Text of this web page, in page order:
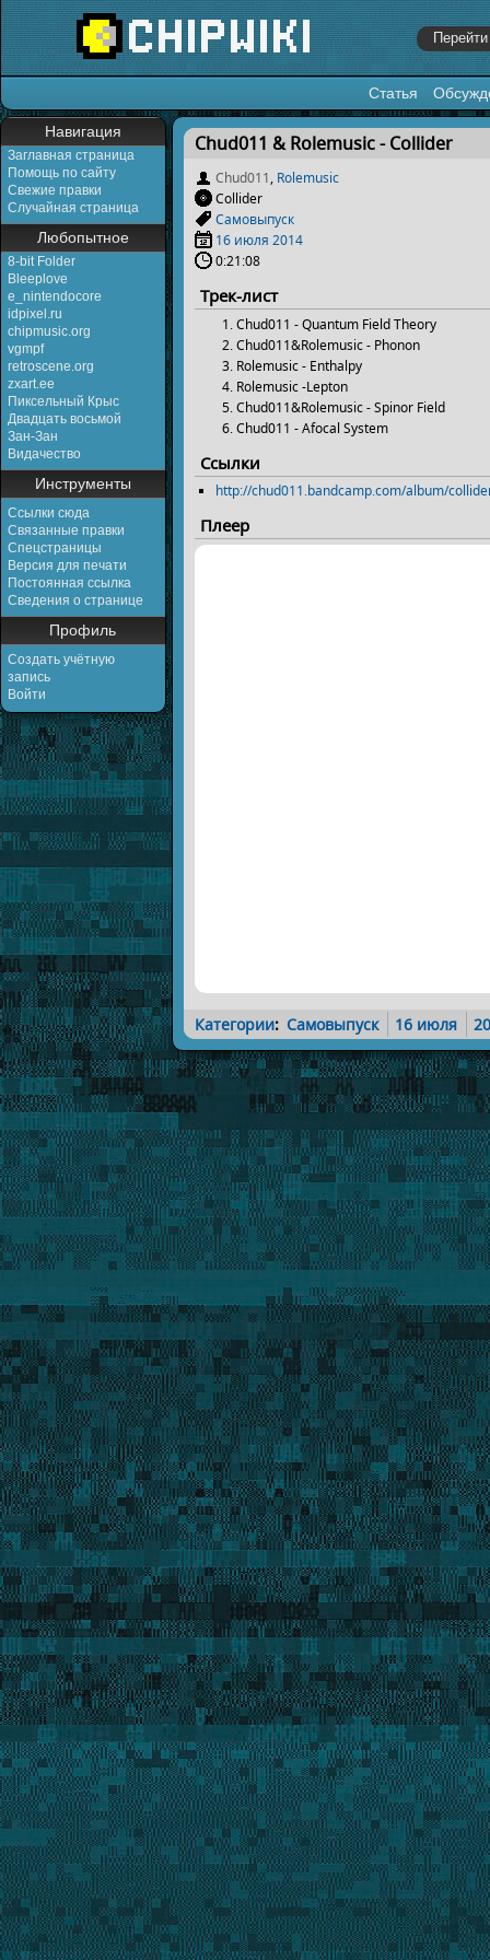
Статья
Навигация
Заглавная страница
Помощь по сайту
Свежие правки
Случайная страница
Любопытное
8-bit Folder
Bleeplove
e_nintendocore
idpixel.ru
chipmusic.org
vgmpf
retroscene.org
zxart.ee
Пиксельный Крыс
Двадцать восьмой
Зан-Зан
Видачество
Инструменты
Ссылки сюда
Связанные правки
Спецстраницы
Версия для печати
Постоянная ссылка
Сведения о странице
Профиль
Создать учётную
запись
Войти
Перейти к:навигация,поиск
Chud011 & Rolemusic - Collider
Chud011, Rolemusic
Collider
Самовыпуск
16 июля 2014
0:21:08
Трек-лист
Chud011 - Quantum Field Theory
Chud011&Rolemusic - Phonon
Rolemusic - Enthalpy
Rolemusic -Lepton
Chud011&Rolemusic - Spinor Field
Chud011 - Afocal System
Ссылки
http://chud011.bandcamp.com/album/
Плеер
Категории: Самовыпуск 16 июля